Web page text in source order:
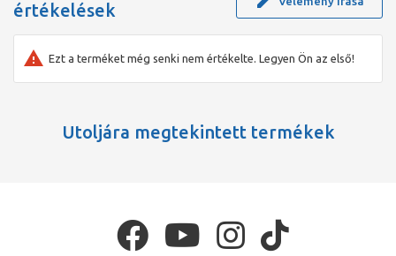
értékelések
Ezt a terméket még senki nem értékelte. Legyen Ön az első!
Utoljára megtekintett termékek